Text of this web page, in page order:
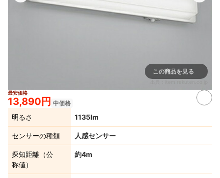
この商品を見る
最安価格
13,890円 中価格
明るさ 1135lm
センサーの種類 人感センサー
探知距離（公
称値）
約4m